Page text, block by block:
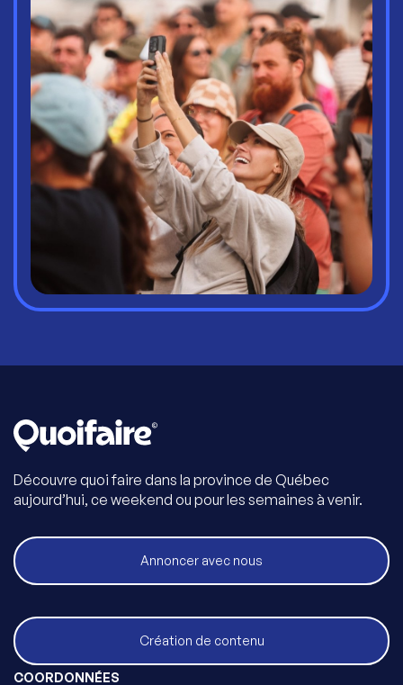
Découvre quoi faire dans la province de Québec
aujourd’hui, ce weekend ou pour les semaines à venir.
Annoncer avec nous
Création de contenu
COORDONNÉES